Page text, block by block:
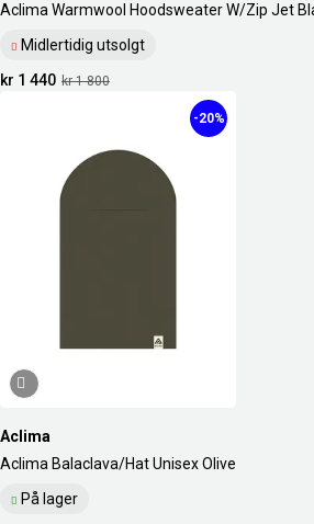
Aclima Warmwool Hoodsweater W/Zip Jet
Midlertidig utsolgt
kr 1 800
kr 1 440
Aclima
Aclima Balaclava/Hat Unisex Olive
På lager
-20%